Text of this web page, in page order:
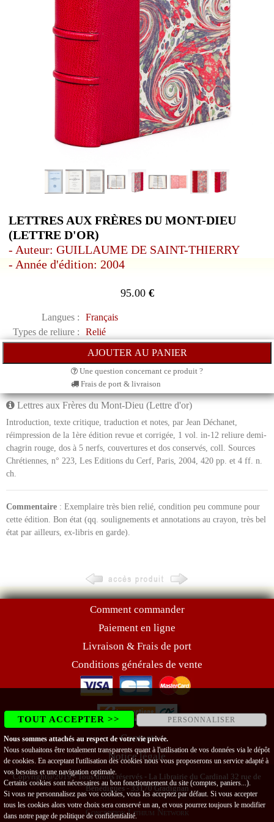
LETTRES AUX FRÈRES DU MONT-DIEU
(LETTRE D'OR)
- Auteur: GUILLAUME DE SAINT-THIERRY
- Année d'édition: 2004
95.00€
Langues :
Français
Types de reliure :
Relié
Une question concernant ce produit ?
Frais de port & livraison
Lettres aux Frères du Mont-Dieu (Lettre d'or)
Introduction, texte critique, traduction et notes, par Jean Déchanet,
réimpression de la 1ère édition revue et corrigée, 1 vol. in-12 reliure demi-
chagrin rouge, dos à 5 nerfs, couvertures et dos conservés, coll. Sources
Chrétiennes, n° 223, Les Editions du Cerf, Paris, 2004, 420 pp. et 4 ff. n.
ch.
Commentaire : Exemplaire très bien relié, condition peu commune pour
cette édition. Bon état (qq. soulignements et annotations au crayon, très bel
état par ailleurs, ex-libris en garde).
Comment commander
Paiement en ligne
Livraison & Frais de port
Conditions générales de vente
Contact
Notice légale
Copyright@2019 - Tous droits réservés - La Librairie du Cardinal 32 rue de
Bénédigues - 33170 Gradignan
Conception Lithium Network
TOUT ACCEPTER >> PERSONNALISER
Nous sommes attachés au respect de votre vie privée.
Nous souhaitons être totalement transparents quant à l'utilisation de vos données via le dépôt
de cookies. En acceptant l'utilisation des cookies nous vous proposerons un service adapté à
vos besoins et une navigation optimale.
Certains cookies sont nécessaires au bon fonctionnement du site (comptes, paniers...).
Si vous ne personnalisez pas vos cookies, vous les acceptez par défaut. Si vous accepter
tous les cookies alors votre choix sera conservé un an, et vous pourrez toujours le modifier
dans notre page de politique de confidentialité.